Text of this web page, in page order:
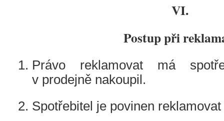
VI.
Postup při
Právo reklamovat má
v prodejně nakoupil.
Spotřebitel je povinen